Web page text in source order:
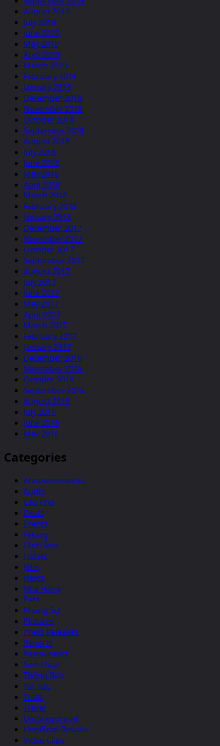
August 2019
July 2019
June 2019
May 2019
April 2019
March 2019
February 2019
January 2019
December 2018
November 2018
October 2018
September 2018
August 2018
July 2018
June 2018
May 2018
April 2018
March 2018
February 2018
January 2018
December 2017
November 2017
October 2017
September 2017
August 2017
July 2017
June 2017
May 2017
April 2017
March 2017
February 2017
January 2017
December 2016
November 2016
October 2016
September 2016
August 2016
July 2016
June 2016
May 2016
Categories
Announcements
Audio
Cáo Phó
Deals
Events
Hiking
Hình Ảnh
Hotels
Jobs
News
Nhà Hàng
Park
Phóng Sự
Pictures
Press Releases
Reports
Restaurants
Sinh Hoạt
Thông Báo
Tin Tức
Trails
Travel
Uncategorized
Unofficial Results
Video Clips